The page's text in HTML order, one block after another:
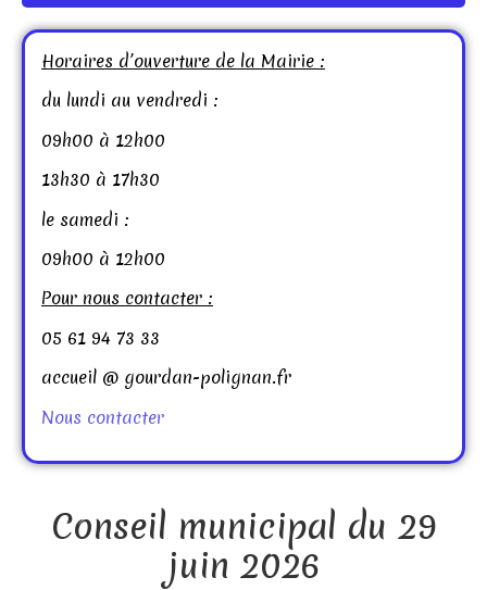
Horaires d’ouverture de la Mairie :
du lundi au vendredi :
09h00 à 12h00
13h30 à 17h30
le samedi :
09h00 à 12h00
Pour nous contacter :
05 61 94 73 33
accueil @ gourdan-polignan.fr
Nous contacter
Conseil municipal du 29
juin 2026